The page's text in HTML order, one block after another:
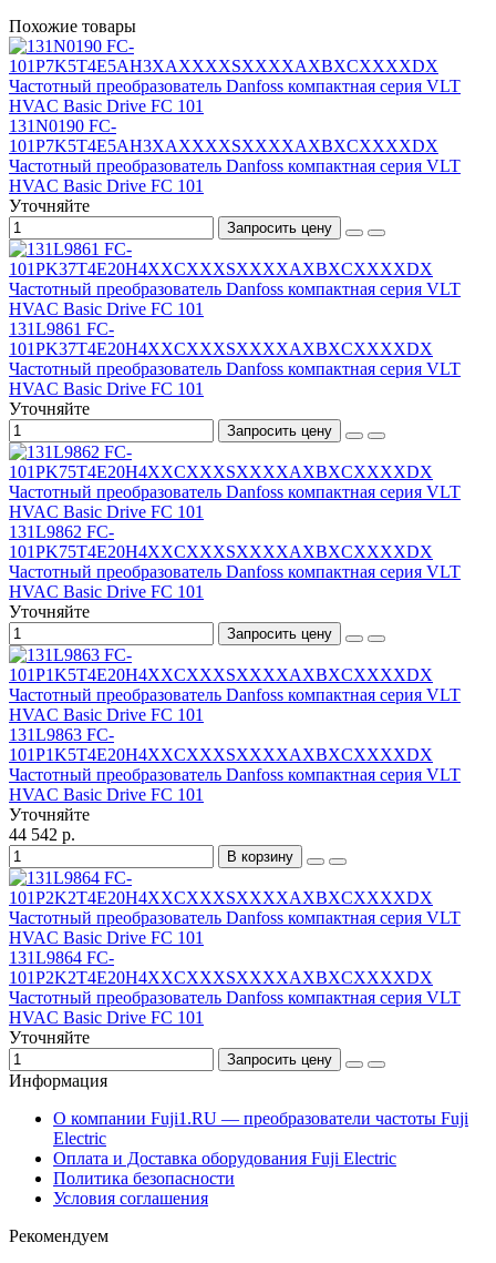
Похожие товары
131N0190 FC-
101P7K5T4E5AH3XAXXXXSXXXXAXBXCXXXXDX
Частотный преобразователь Danfoss компактная серия VLT
HVAC Basic Drive FC 101
Уточняйте
Запросить цену
131L9861 FC-
101PK37T4E20H4XXCXXXSXXXXAXBXCXXXXDX
Частотный преобразователь Danfoss компактная серия VLT
HVAC Basic Drive FC 101
Уточняйте
Запросить цену
131L9862 FC-
101PK75T4E20H4XXCXXXSXXXXAXBXCXXXXDX
Частотный преобразователь Danfoss компактная серия VLT
HVAC Basic Drive FC 101
Уточняйте
Запросить цену
131L9863 FC-
101P1K5T4E20H4XXCXXXSXXXXAXBXCXXXXDX
Частотный преобразователь Danfoss компактная серия VLT
HVAC Basic Drive FC 101
Уточняйте
44 542 р.
В корзину
131L9864 FC-
101P2K2T4E20H4XXCXXXSXXXXAXBXCXXXXDX
Частотный преобразователь Danfoss компактная серия VLT
HVAC Basic Drive FC 101
Уточняйте
Запросить цену
Информация
О компании Fuji1.RU — преобразователи частоты Fuji
Electric
Оплата и Доставка оборудования Fuji Electric
Политика безопасности
Условия соглашения
Рекомендуем